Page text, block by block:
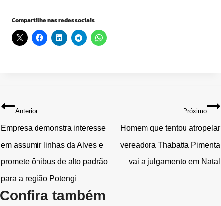
Compartilhe nas redes sociais
Navegação
de
Post
Anterior
Empresa demonstra interesse
em assumir linhas da Alves e
promete ônibus de alto padrão
para a região Potengi
Próximo
Homem que tentou atropelar
vereadora Thabatta Pimenta
vai a julgamento em Natal
Confira também